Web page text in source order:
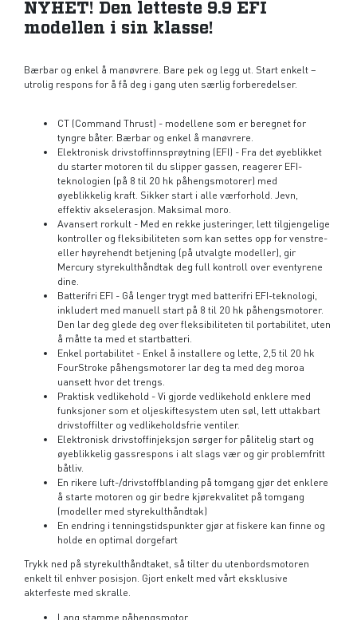
NYHET! Den letteste 9.9 EFI
modellen i sin klasse!
Bærbar og enkel å manøvrere. Bare pek og legg ut. Start enkelt –
utrolig respons for å få deg i gang uten særlig forberedelser.
CT (Command Thrust) - modellene som er beregnet for
tyngre båter. Bærbar og enkel å manøvrere.
Elektronisk drivstoffinnsprøytning (EFI) - Fra det øyeblikket
du starter motoren til du slipper gassen, reagerer EFI-
teknologien (på 8 til 20 hk påhengsmotorer) med
øyeblikkelig kraft. Sikker start i alle værforhold. Jevn,
effektiv akselerasjon. Maksimal moro.
Avansert rorkult - Med en rekke justeringer, lett tilgjengelige
kontroller og fleksibiliteten som kan settes opp for venstre-
eller høyrehendt betjening (på utvalgte modeller), gir
Mercury styrekulthåndtak deg full kontroll over eventyrene
dine.
Batterifri EFI - Gå lenger trygt med batterifri EFI-teknologi,
inkludert med manuell start på 8 til 20 hk påhengsmotorer.
Den lar deg glede deg over fleksibiliteten til portabilitet, uten
å måtte ta med et startbatteri.
Enkel portabilitet - Enkel å installere og lette, 2,5 til 20 hk
FourStroke påhengsmotorer lar deg ta med deg moroa
uansett hvor det trengs.
Praktisk vedlikehold - Vi gjorde vedlikehold enklere med
funksjoner som et oljeskiftesystem uten søl, lett uttakbart
drivstoffilter og vedlikeholdsfrie ventiler.
Elektronisk drivstoffinjeksjon sørger for pålitelig start og
øyeblikkelig gassrespons i alt slags vær og gir problemfritt
båtliv.
En rikere luft-/drivstoffblanding på tomgang gjør det enklere
å starte motoren og gir bedre kjørekvalitet på tomgang
(modeller med styrekulthåndtak)
En endring i tenningstidspunkter gjør at fiskere kan finne og
holde en optimal dorgefart
Trykk ned på styrekulthåndtaket, så tilter du utenbordsmotoren
enkelttil enhver posisjon. Gjort enkelt med vårt eksklusive
akterfeste med skralle.
Lang stamme påhengsmotor